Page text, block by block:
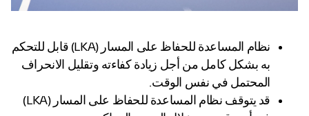
نظام المساعدة للحفاظ على المسار (LKA) قابل للتحكم
به بشكل كامل من أجل زيادة كفاءته وتقليل الانحراف
المحتمل في نفس الوقت.
قد يتوقف نظام المساعدة للحفاظ على المسار (LKA)